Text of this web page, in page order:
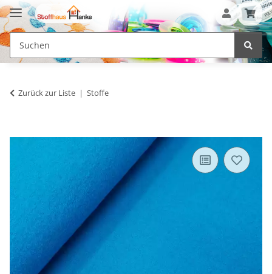
Zurück zur Liste Stoffe